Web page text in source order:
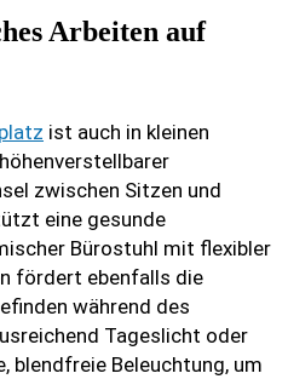
Arbeiten auf
ist auch in kleinen
zwischen Sitzen und
eine gesunde
Bürostuhl mit flexibler
fördert ebenfalls die
während des
Tageslicht oder
blendfreie Beleuchtung, um